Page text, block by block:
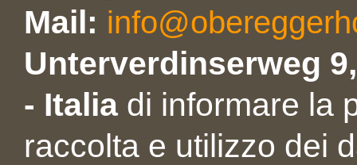
Mail:
Unterverdinserweg
- Italia di informare la
raccolta e utilizzo dei